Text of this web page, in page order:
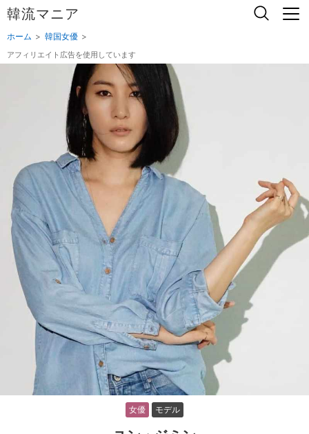
韓流マニア
ホーム 韓国女優
アフィリエイト広告を使用しています
女優 モデル